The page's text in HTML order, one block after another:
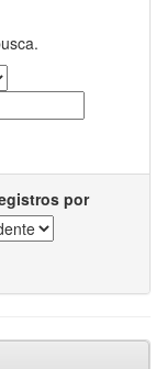
por